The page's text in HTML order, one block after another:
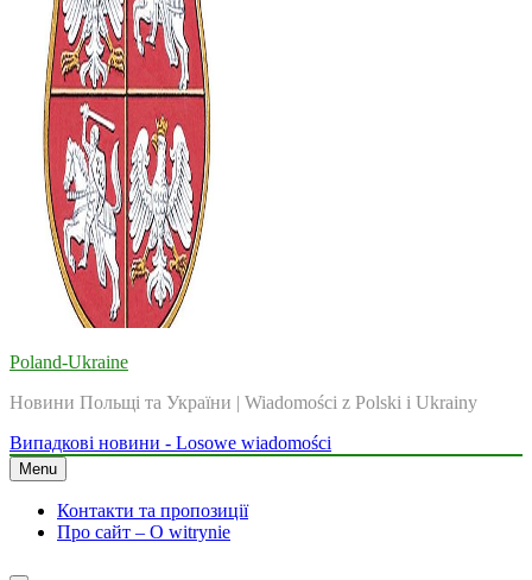
Poland-Ukraine
Новини Польщі та України | Wiadomości z Polski i Ukrainy
Випадкові новини - Losowe wiadomości
Menu
Контакти та пропозиції
Про сайт – O witrynie